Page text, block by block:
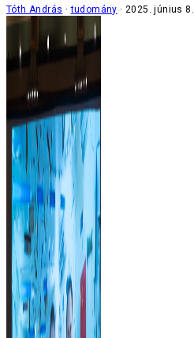
Tóth András tudomány 2025. június 8.